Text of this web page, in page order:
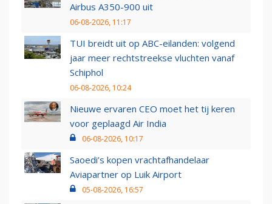
Airbus A350-900 uit
06-08-2026, 11:17
TUI breidt uit op ABC-eilanden: volgend
jaar meer rechtstreekse vluchten vanaf
Schiphol
06-08-2026, 10:24
Nieuwe ervaren CEO moet het tij keren
voor geplaagd Air India
06-08-2026, 10:17
Saoedi’s kopen vrachtafhandelaar
Aviapartner op Luik Airport
05-08-2026, 16:57